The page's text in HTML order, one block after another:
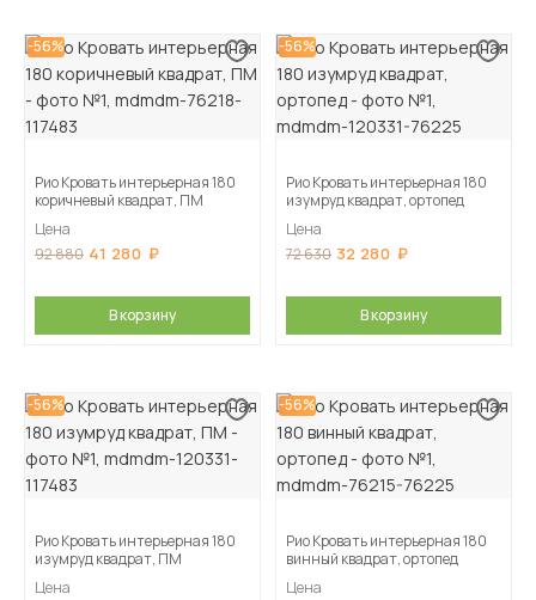
-56%
Рио Кровать интерьерная 180
коричневый квадрат, ПМ
Цена
92 880 41 280
В корзину
-56%
Рио Кровать интерьерная 180
изумруд квадрат, ортопед
Цена
72 630 32 280
В корзину
-56%
Рио Кровать интерьерная 180
изумруд квадрат, ПМ
Цена
-56%
Рио Кровать интерьерная 180
винный квадрат, ортопед
Цена